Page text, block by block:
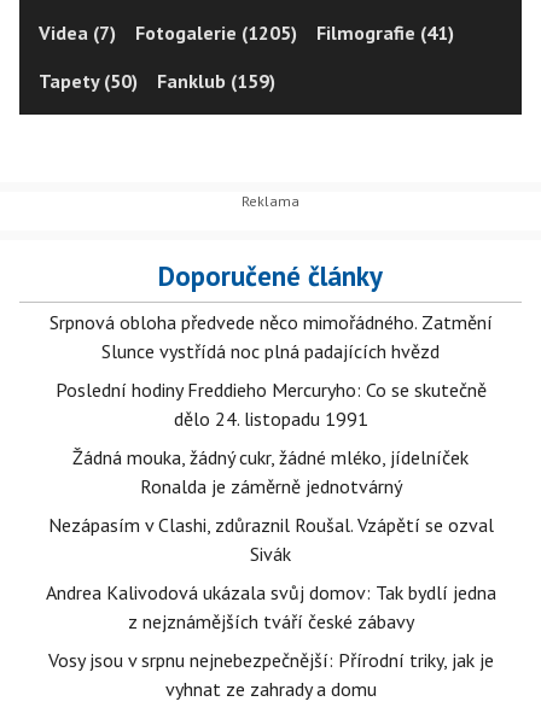
Videa (7) Fotogalerie (1205)
Filmografie (41)
Tapety (50)
Fanklub (159)
Doporučené články
Srpnová obloha předvede něco mimořádného. Zatmění
Slunce vystřídá noc plná padajících hvězd
Poslední hodiny Freddieho Mercuryho: Co se skutečně
dělo 24. listopadu 1991
Žádná mouka, žádný cukr, žádné mléko, jídelníček
Ronalda je záměrně jednotvárný
Nezápasím v Clashi, zdůraznil Roušal. Vzápětí se ozval
Sivák
Andrea Kalivodová ukázala svůj domov: Tak bydlí jedna
z nejznámějších tváří české zábavy
Vosy jsou v srpnu nejnebezpečnější: Přírodní triky, jak je
vyhnat ze zahrady a domu